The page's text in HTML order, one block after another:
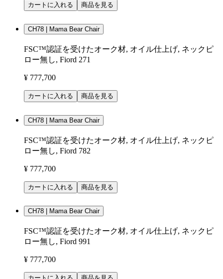
カートに入れる 商品を見る
CH78 | Mama Bear Chair
FSC™認証を受けたオーク材, オイル仕上げ, ネックピ
ロー無し, Fiord 271
¥ 777,700
カートに入れる 商品を見る
CH78 | Mama Bear Chair
FSC™認証を受けたオーク材, オイル仕上げ, ネックピ
ロー無し, Fiord 782
¥ 777,700
カートに入れる 商品を見る
CH78 | Mama Bear Chair
FSC™認証を受けたオーク材, オイル仕上げ, ネックピ
ロー無し, Fiord 991
¥ 777,700